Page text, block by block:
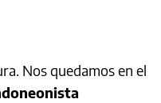
Nos quedamos en el